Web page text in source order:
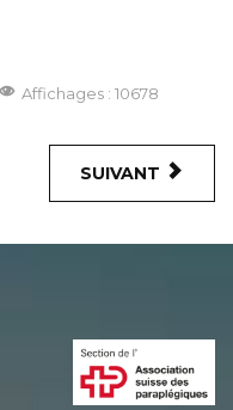
Affichages : 10678
SUIVANT